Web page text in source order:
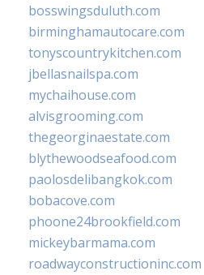
bosswingsduluth.com
birminghamautocare.com
tonyscountrykitchen.com
jbellasnailspa.com
mychaihouse.com
alvisgrooming.com
thegeorginaestate.com
blythewoodseafood.com
paolosdelibangkok.com
bobacove.com
phoone24brookfield.com
mickeybarmama.com
roadwayconstructioninc.com